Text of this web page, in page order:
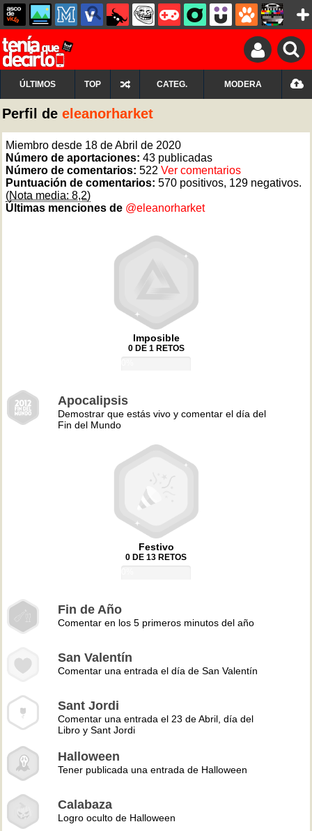
ÚLTIMOS TOP CATEG. MODERA
Perfil de eleanorharket
Miembro desde 18 de Abril de 2020
Número de aportaciones: 43 publicadas
Número de comentarios: 522 Ver comentarios
Puntuación de comentarios: 570 positivos, 129 negativos.
(Nota media: 8,2)
Últimas menciones de @eleanorharket
Imposible
0 DE 1 RETOS
Apocalipsis
Demostrar que estás vivo y comentar el día del
Fin del Mundo
Festivo
0 DE 13 RETOS
Fin de Año
Comentar en los 5 primeros minutos del año
San Valentín
Comentar una entrada el día de San Valentín
Sant Jordi
Comentar una entrada el 23 de Abril, día del
Libro y Sant Jordi
Halloween
Tener publicada una entrada de Halloween
Calabaza
Logro oculto de Halloween